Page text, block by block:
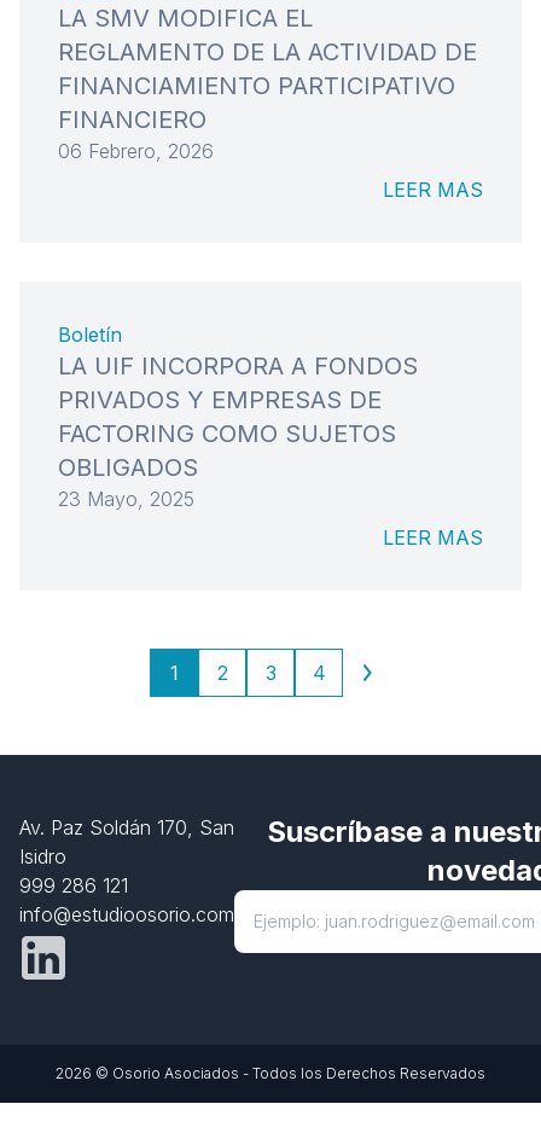
LA SMV MODIFICA EL
REGLAMENTO DE LA ACTIVIDAD DE
FINANCIAMIENTO PARTICIPATIVO
FINANCIERO
06 Febrero, 2026
LEER MAS
Boletín
LA UIF INCORPORA A FONDOS
PRIVADOS Y EMPRESAS DE
FACTORING COMO SUJETOS
OBLIGADOS
23 Mayo, 2025
LEER MAS
1 2 3 4
Av. Paz Soldán 170, San
Isidro
999 286 121
info@estudioosorio.com
Suscríbase a
2026 © Osorio Asociados - Todos los Derechos Reservados